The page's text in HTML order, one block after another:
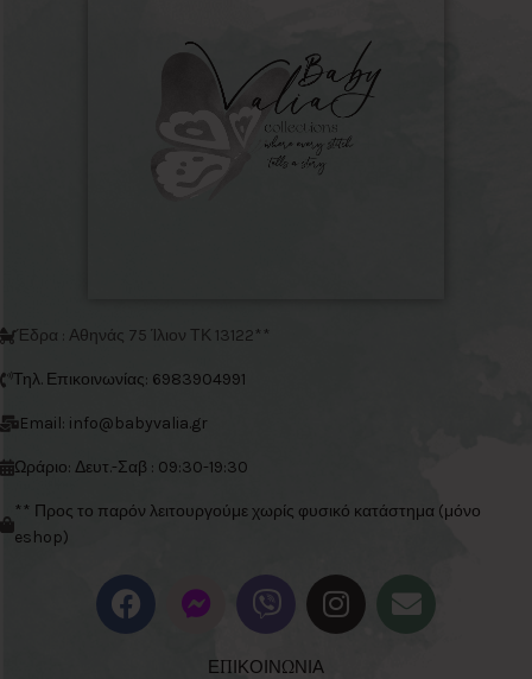
Έδρα : Αθηνάς 75 Ίλιον ΤΚ 13122**
Τηλ. Επικοινωνίας: 6983904991
Email: info@babyvalia.gr
Ωράριο: Δευτ.-Σαβ : 09:30-19:30
** Προς το παρόν λειτουργούμε χωρίς φυσικό κατάστημα (μόνο
eshop)
ΕΠΙΚΟΙΝΩΝΙΑ